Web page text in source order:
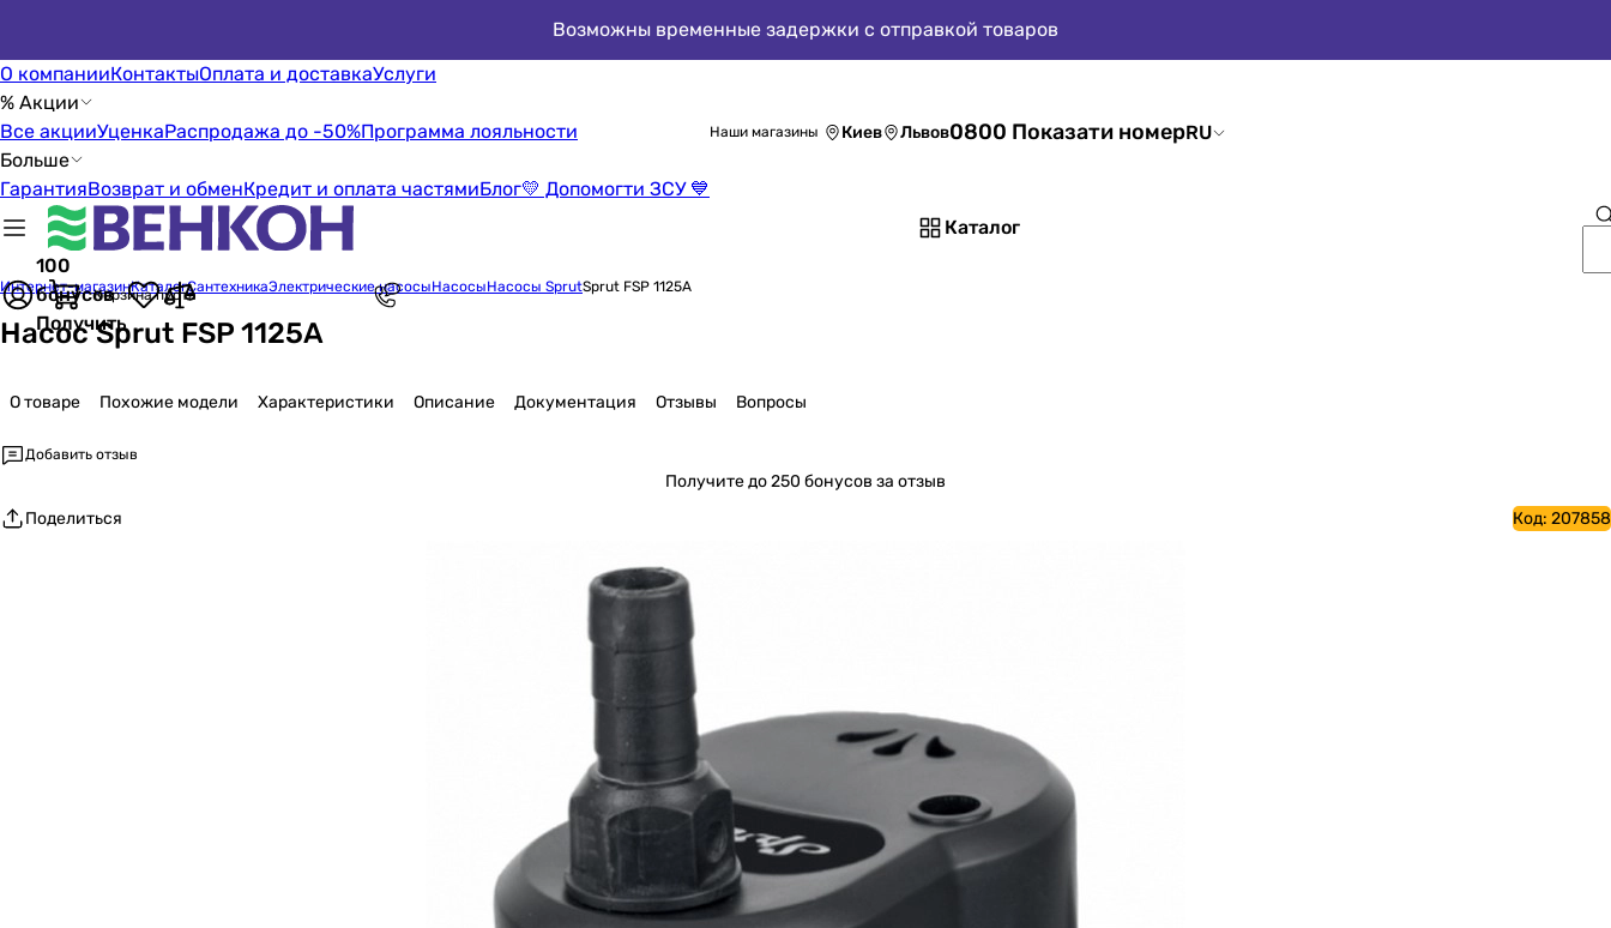
Возможны временные задержки с отправкой товаров
О компанииКонтактыОплата и доставкаУслуги
% Акции
Все акцииУценкаРаспродажа до -50%Программа лояльности
Больше
ГарантияВозврат и обменКредит и оплата частямиБлог💛 Допомогти ЗСУ 💙
Наши магазины Киев Львов0800 Показати номерRU
Каталог
100
бонусов
Получить
Корзина пуста
Интернет-магазинКаталогСантехникаЭлектрические насосыНасосыНасосы SprutSprut FSP 1125A
Насос Sprut FSP 1125A
О товаре Похожие модели Характеристики Описание Документация Отзывы Вопросы
Добавить отзыв
Получитедо 250 бонусов за отзыв
Поделиться
Код: 207858